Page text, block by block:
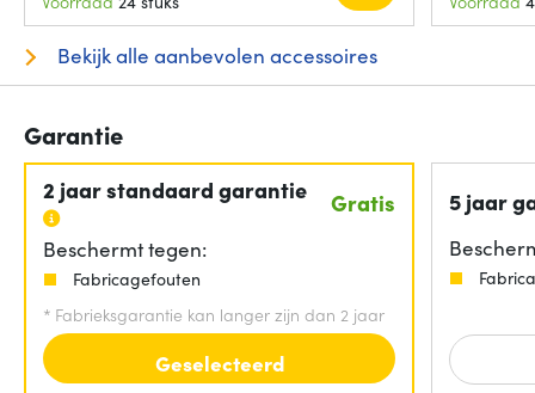
Bekijk alle aanbevolen accessoires
Garantie
2 jaar standaard garantie Gratis
Beschermt tegen:
Fabricagefouten
* Fabrieksgarantie kan langer zijn dan 2 jaar
Geselecteerd
5 jaar